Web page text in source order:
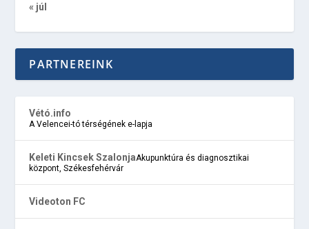
« júl
PARTNEREINK
Vétó.info
A Velencei-tó térségének e-lapja
Keleti Kincsek SzalonjaAkupunktúra és diagnosztikai
központ, Székesfehérvár
Videoton FC